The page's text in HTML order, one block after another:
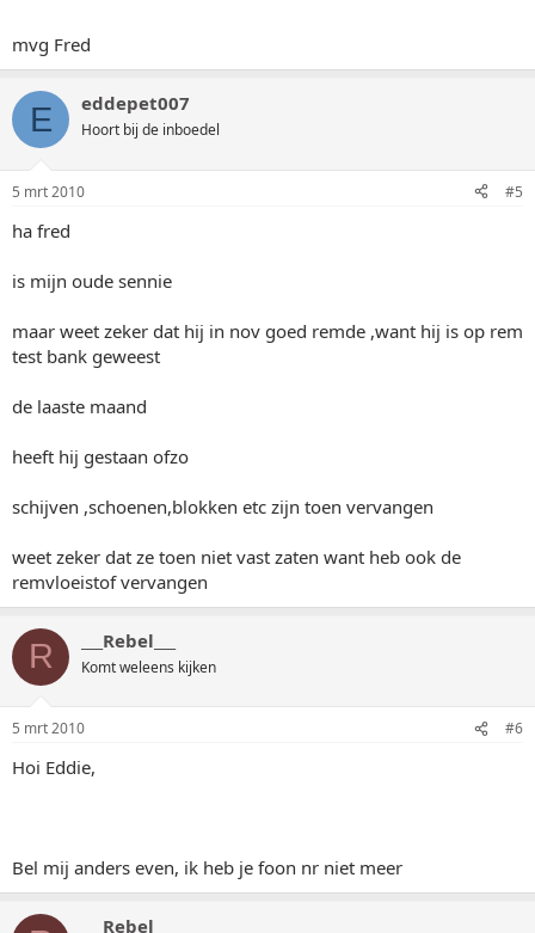
mvg Fred
E eddepet007
Hoort bij de inboedel
5 mrt 2010 #5
ha fred
is mijn oude sennie
maar weet zeker dat hij in nov goed remde ,want hij is op rem
test bank geweest
de laaste maand
heeft hij gestaan ofzo
schijven ,schoenen,blokken etc zijn toen vervangen
weet zeker dat ze toen niet vast zaten want heb ook de
remvloeistof vervangen
R ___Rebel___
Komt weleens kijken
5 mrt 2010 #6
Hoi Eddie,
Bel mij anders even, ik heb je foon nr niet meer
___Rebel___